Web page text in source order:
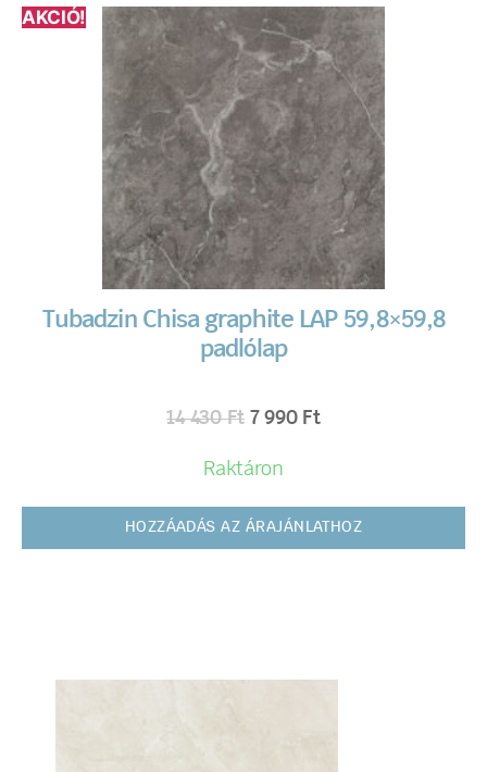
AKCIÓ!
Tubadzin Chisa graphite LAP 59,8×59,8
padlólap
14 430Ft 7 990 Ft
Raktáron
HOZZÁADÁS AZ ÁRAJÁNLATHOZ